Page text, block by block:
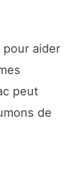
aider
peut
de